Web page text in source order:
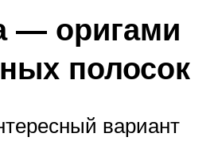
— оригами
полосок
вариант